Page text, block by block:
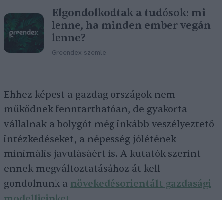
Elgondolkodtak a tudósok: mi
lenne, ha minden ember vegán
lenne?
Greendex szemle
Ehhez képest a gazdag országok nem
működnek fenntarthatóan, de gyakorta
vállalnak a bolygót még inkább veszélyeztető
intézkedéseket, a népesség jólétének
minimális javulásáért is. A kutatók szerint
ennek megváltoztatásához át kell
gondolnunk a növekedésorientált gazdasági